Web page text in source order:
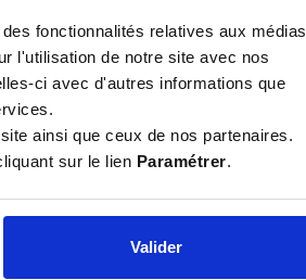
fonctionnalités relatives aux médias
l'utilisation de notre site avec nos
ci avec d'autres informations que
ainsi que ceux de nos partenaires.
sur le lien Paramétrer.
Valider